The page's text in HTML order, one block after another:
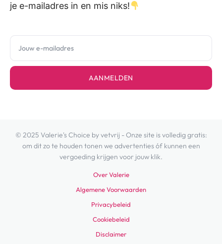
je e-mailadres in en mis niks!
AANMELDEN
© 2025 Valerie's Choice by vetvrij - Onze site is volledig gratis:
om dit zo te houden tonen we advertenties óf kunnen een
vergoeding krijgen voor jouw klik.
Over Valerie
Algemene Voorwaarden
Privacybeleid
Cookiebeleid
Disclaimer